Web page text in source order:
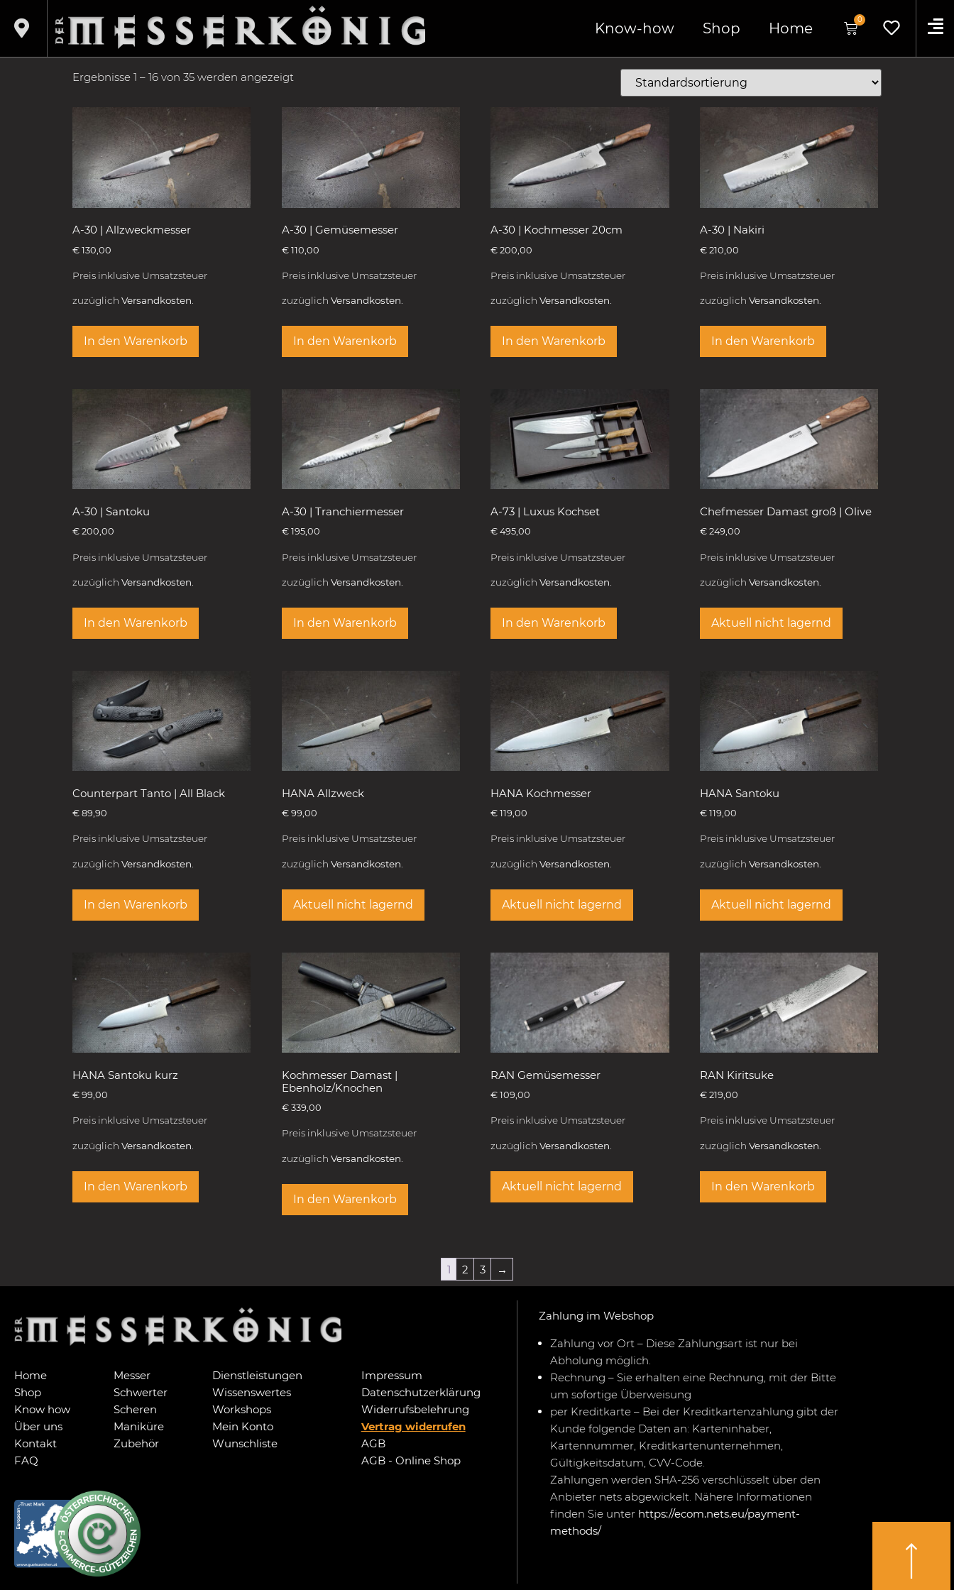
Know-how Shop Home
0
Produkte verschlagwortet mit „Japan“/ Kochmesser
JAPAN
Ergebnisse 1 – 16 von 35 werden angezeigt
A-30 | Allzweckmesser
€ 130,00
Preis inklusive Umsatzsteuer
zuzüglich Versandkosten.
In den Warenkorb
A-30 | Gemüsemesser
€110,00
Preis inklusive Umsatzsteuer
zuzüglich Versandkosten.
In den Warenkorb
A-30 | Kochmesser 20cm
€ 200,00
Preis inklusive Umsatzsteuer
zuzüglichVersandkosten.
In den Warenkorb
A-30 | Nakiri
€ 210,00
Preis inklusive Umsatzsteuer
zuzüglichVersandkosten.
In den Warenkorb
A-30 | Santoku
€ 200,00
Preis inklusive Umsatzsteuer
zuzüglich Versandkosten.
In den Warenkorb
A-30 | Tranchiermesser
€195,00
Preis inklusive Umsatzsteuer
zuzüglich Versandkosten.
In den Warenkorb
A-73 | Luxus Kochset
€ 495,00
Preis inklusive Umsatzsteuer
zuzüglichVersandkosten.
In den Warenkorb
Chefmesser Damast groß | Olive
€ 249,00
Preis inklusive Umsatzsteuer
zuzüglichVersandkosten.
Aktuell nicht lagernd
Counterpart Tanto | All Black
€ 89,90
Preis inklusive Umsatzsteuer
zuzüglich Versandkosten.
In den Warenkorb
HANA Allzweck
€99,00
Preis inklusive Umsatzsteuer
zuzüglich Versandkosten.
Aktuell nicht lagernd
HANA Kochmesser
€ 119,00
Preis inklusive Umsatzsteuer
zuzüglichVersandkosten.
Aktuell nicht lagernd
HANA Santoku
€ 119,00
Preis inklusive Umsatzsteuer
zuzüglichVersandkosten.
Aktuell nicht lagernd
HANA Santoku kurz
€ 99,00
Preis inklusive Umsatzsteuer
zuzüglich Versandkosten.
In den Warenkorb
Kochmesser Damast |
Ebenholz/Knochen
€339,00
Preis inklusive Umsatzsteuer
zuzüglich Versandkosten.
In den Warenkorb
RAN Gemüsemesser
€ 109,00
Preis inklusive Umsatzsteuer
zuzüglichVersandkosten.
Aktuell nicht lagernd
RAN Kiritsuke
€ 219,00
Preis inklusive Umsatzsteuer
zuzüglichVersandkosten.
In den Warenkorb
1 2 3 →
Home
Shop
Know how
Über uns
Kontakt
FAQ
Messer
Schwerter
Scheren
Maniküre
Zubehör
Dienstleistungen
Wissenswertes
Workshops
Mein Konto
Wunschliste
Impressum
Datenschutzerklärung
Widerrufsbelehrung
Vertrag widerrufen
AGB
AGB - Online Shop
Zahlung im Webshop
Zahlung vor Ort – Diese Zahlungsart ist nur bei
Abholung möglich.
Rechnung – Sie erhalten eine Rechnung, mit der Bitte
um sofortige Überweisung
per Kreditkarte – Bei der Kreditkartenzahlung gibt der
Kunde folgende Daten an: Karteninhaber,
Kartennummer, Kreditkartenunternehmen,
Gültigkeitsdatum, CVV-Code.
Zahlungen werden SHA-256 verschlüsselt über den
Anbieter nets abgewickelt. Nähere Informationen
finden Sie unter https://ecom.nets.eu/payment-
methods/